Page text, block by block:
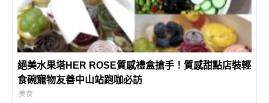
絕美水果塔HER ROSE質感禮盒搶手！質感甜點店裝輕
食碗寵物友善中山站跑咖必訪
美食